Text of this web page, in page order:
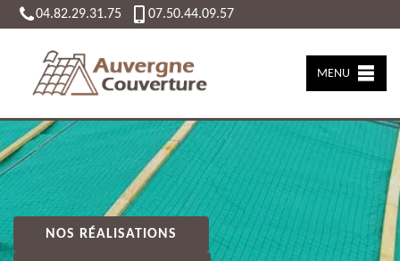
04.82.29.31.75 07.50.44.09.57
MENU
NOS RÉALISATIONS